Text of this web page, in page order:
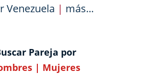
Venezuela | más...
Pareja por
| Mujeres